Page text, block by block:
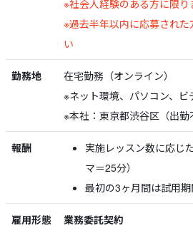
※社会人経験のある方に限り
※過去半年以内に応募され
い
勤務地
在宅勤務（オンライン）
※ネット環境、パソコン、ビ
※本社：東京都渋谷区（出勤
報酬
実施レッスン数に応じ
マ＝25分）
最初の3ヶ月間は試用
雇用形態 業務委託契約